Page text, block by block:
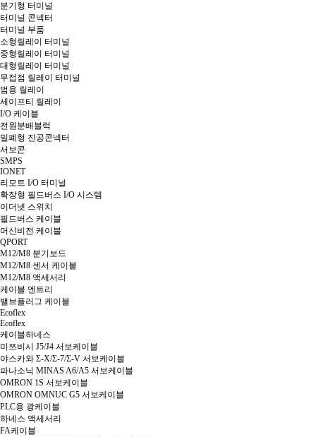
분기형 터미널
터미널 콘넥터
터미널 부품
소형릴레이 터미널
중형릴레이 터미널
대형릴레이 터미널
무접점 릴레이 터미널
범용 릴레이
세이프티 릴레이
I/O 케이블
전원분배블럭
밀폐형 진공콘넥터
서보콘
SMPS
IONET
리모트 I/O 터미널
확장형 필드버스 I/O 시스템
이더넷 스위치
필드버스 케이블
머신비전 케이블
QPORT
M12/M8 분기보드
M12/M8 센서 케이블
M12/M8 액세서리
케이블 엔트리
밸브플러그 케이블
Ecoflex
Ecoflex
케이블하네스
미쯔비시 J5/J4 서보케이블
야스카와 Σ-X/Σ-7/Σ-V 서보케이블
파나소닉 MINAS A6/A5 서보케이블
OMRON 1S 서보케이블
OMRON OMNUC G5 서보케이블
PLC용 광케이블
하네스 액세서리
FA케이블